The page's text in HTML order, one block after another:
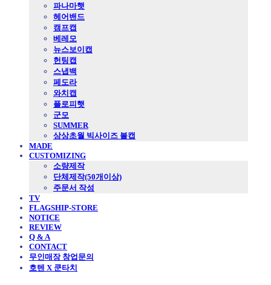
파나마햇
헤어밴드
캠프캡
베레모
뉴스보이캡
헌팅캡
스냅백
페도라
와치캡
플로피햇
군모
SUMMER
상상초월 빅사이즈 볼캡
MADE
CUSTOMIZING
소량제작
단체제작(50개이상)
주문서 작성
TV
FLAGSHIP-STORE
NOTICE
REVIEW
Q & A
CONTACT
무인매장 창업문의
호텐 X 쿤타치